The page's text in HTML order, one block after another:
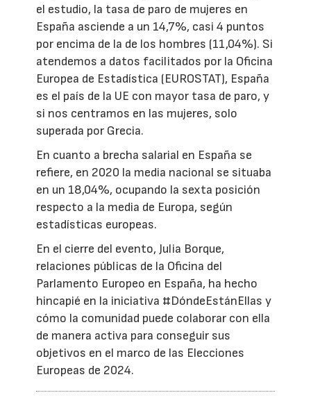
el estudio, la tasa de paro de mujeres en
España asciende a un 14,7%, casi 4 puntos
por encima de la de los hombres (11,04%). Si
atendemos a datos facilitados por la Oficina
Europea de Estadística (EUROSTAT), España
es el país de la UE con mayor tasa de paro, y
si nos centramos en las mujeres, solo
superada por Grecia.
En cuanto a brecha salarial en España se
refiere, en 2020 la media nacional se situaba
en un 18,04%, ocupando la sexta posición
respecto a la media de Europa, según
estadísticas europeas.
En el cierre del evento, Julia Borque,
relaciones públicas de la Oficina del
Parlamento Europeo en España, ha hecho
hincapié en la iniciativa #DóndeEstánEllas y
cómo la comunidad puede colaborar con ella
de manera activa para conseguir sus
objetivos en el marco de las Elecciones
Europeas de 2024.